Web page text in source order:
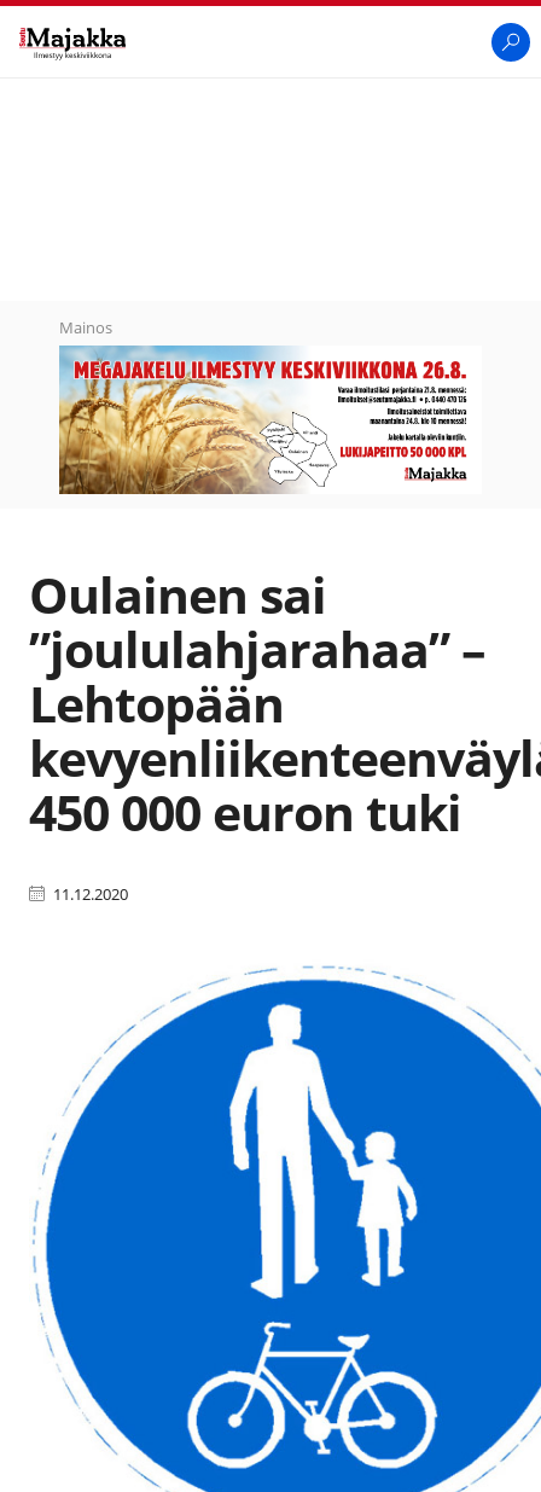
Mainos
Oulainen sai
”joululahjarahaa” –
Lehtopään
450 000 euron tuki
11.12.2020